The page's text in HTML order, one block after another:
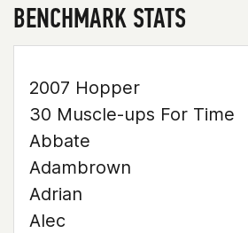
BENCHMARK STATS
2007 Hopper
30 Muscle-ups For Time
Abbate
Adambrown
Adrian
Alec